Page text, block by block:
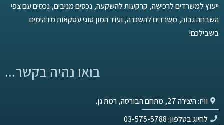
ייעוץ למשרדים לרכישה, קרקעות להשקעה, נכסים מניבים, נכסים עם צפי
השבחה גבוה, משרדים להשכרה, ועוד המון סוגי עסקאות מדהימים
בשבילכם!
בואו נהיה בקשר...
וויז: היצירה 27, מתחם הבורסה, רמת גן.
לחיוג בטלפון: 03-575-5788